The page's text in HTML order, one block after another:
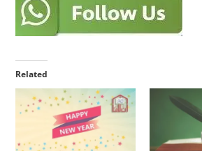
Related